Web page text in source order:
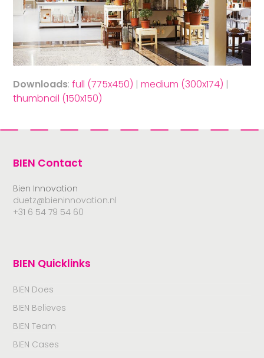
Downloads:full (775x450) |medium (300x174) |
thumbnail (150x150)
BIEN Contact
Bien Innovation
duetz@bieninnovation.nl
+31 6 54 79 54 60
BIEN Quicklinks
BIEN Does
BIEN Believes
BIEN Team
BIEN Cases